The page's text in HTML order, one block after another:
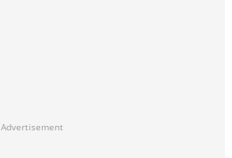
Advertisement